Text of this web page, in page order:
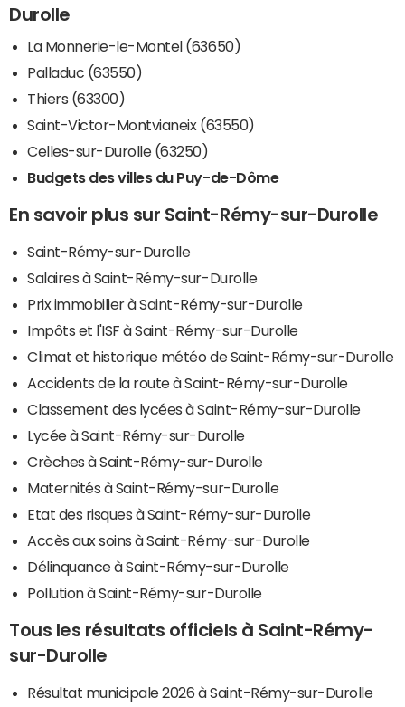
Durolle
La Monnerie-le-Montel (63650)
Palladuc (63550)
Thiers (63300)
Saint-Victor-Montvianeix (63550)
Celles-sur-Durolle (63250)
Budgets des villes du Puy-de-Dôme
En savoir plus sur Saint-Rémy-sur-Durolle
Saint-Rémy-sur-Durolle
Salaires à Saint-Rémy-sur-Durolle
Prix immobilier à Saint-Rémy-sur-Durolle
Impôts et l'ISF à Saint-Rémy-sur-Durolle
Climat et historique météo de Saint-Rémy-sur-Durolle
Accidents de la route à Saint-Rémy-sur-Durolle
Classement des lycées à Saint-Rémy-sur-Durolle
Lycée à Saint-Rémy-sur-Durolle
Crèches à Saint-Rémy-sur-Durolle
Maternités à Saint-Rémy-sur-Durolle
Etat des risques à Saint-Rémy-sur-Durolle
Accès aux soins à Saint-Rémy-sur-Durolle
Délinquance à Saint-Rémy-sur-Durolle
Pollution à Saint-Rémy-sur-Durolle
Tous les résultats officiels à Saint-Rémy-
sur-Durolle
Résultat municipale 2026 à Saint-Rémy-sur-Durolle